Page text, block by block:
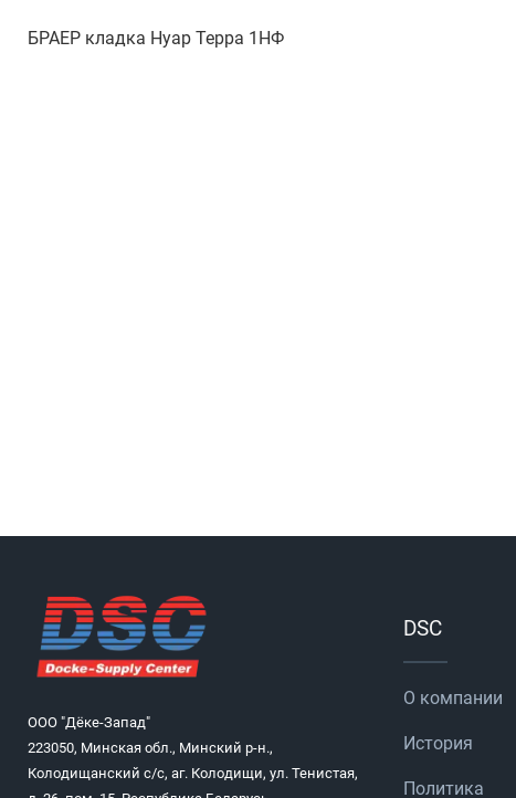
БРАЕР кладка Нуар Терра 1НФ
ООО "Дёке-Запад"
223050, Минская обл., Минский р-н.,
Колодищанский с/с, аг. Колодищи, ул. Тенистая,
DSC
О компании
История
Политика